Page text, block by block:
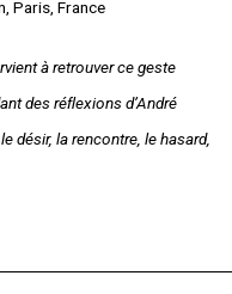
Paris, France
à retrouver ce geste
des réﬂexions d’André
désir, la rencontre, le hasard,